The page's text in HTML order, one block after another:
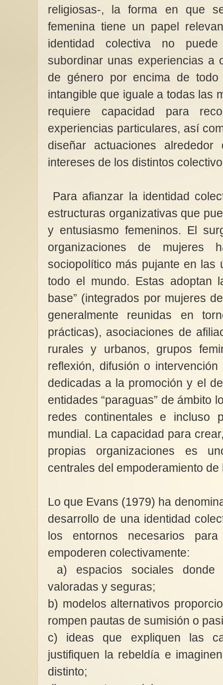
religiosas-, la forma en que
femenina tiene un papel
identidad colectiva no
subordinar unas experiencias a
de género por encima de
intangible que iguale a todas las
requiere capacidad para
experiencias particulares, así
diseñar actuaciones
intereses de los distintos
Para afianzar la identidad
estructuras organizativas que
y entusiasmo femeninos. El
organizaciones de mujeres
sociopolítico más pujante en las
todo el mundo. Estas adoptan
base” (integrados por mujeres
generalmente reunidas en
prácticas), asociaciones de
rurales y urbanos, grupos
reflexión, difusión o
dedicadas a la promoción y el
entidades “paraguas” de ámbito
redes continentales e incluso
mundial. La capacidad para
propias organizaciones es
centrales del empoderamiento
Lo que Evans (1979) ha
desarrollo de una identidad
los entornos necesarios
empoderen colectivamente:
a) espacios sociales donde
valoradas y seguras;
b) modelos alternativos
rompen pautas de sumisión o
c) ideas que expliquen las
justifiquen la rebeldía e
distinto;